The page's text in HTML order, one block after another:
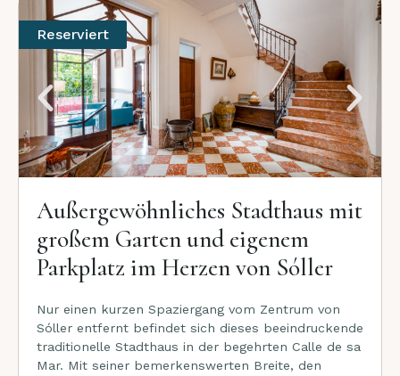
Reserviert
Außergewöhnliches Stadthaus mit
großem Garten und eigenem
Parkplatz im Herzen von Sóller
Nur einen kurzen Spaziergang vom Zentrum von
Sóller entfernt befindet sich dieses beeindruckende
traditionelle Stadthaus in der begehrten Calle de sa
Mar. Mit seiner bemerkenswerten Breite, den